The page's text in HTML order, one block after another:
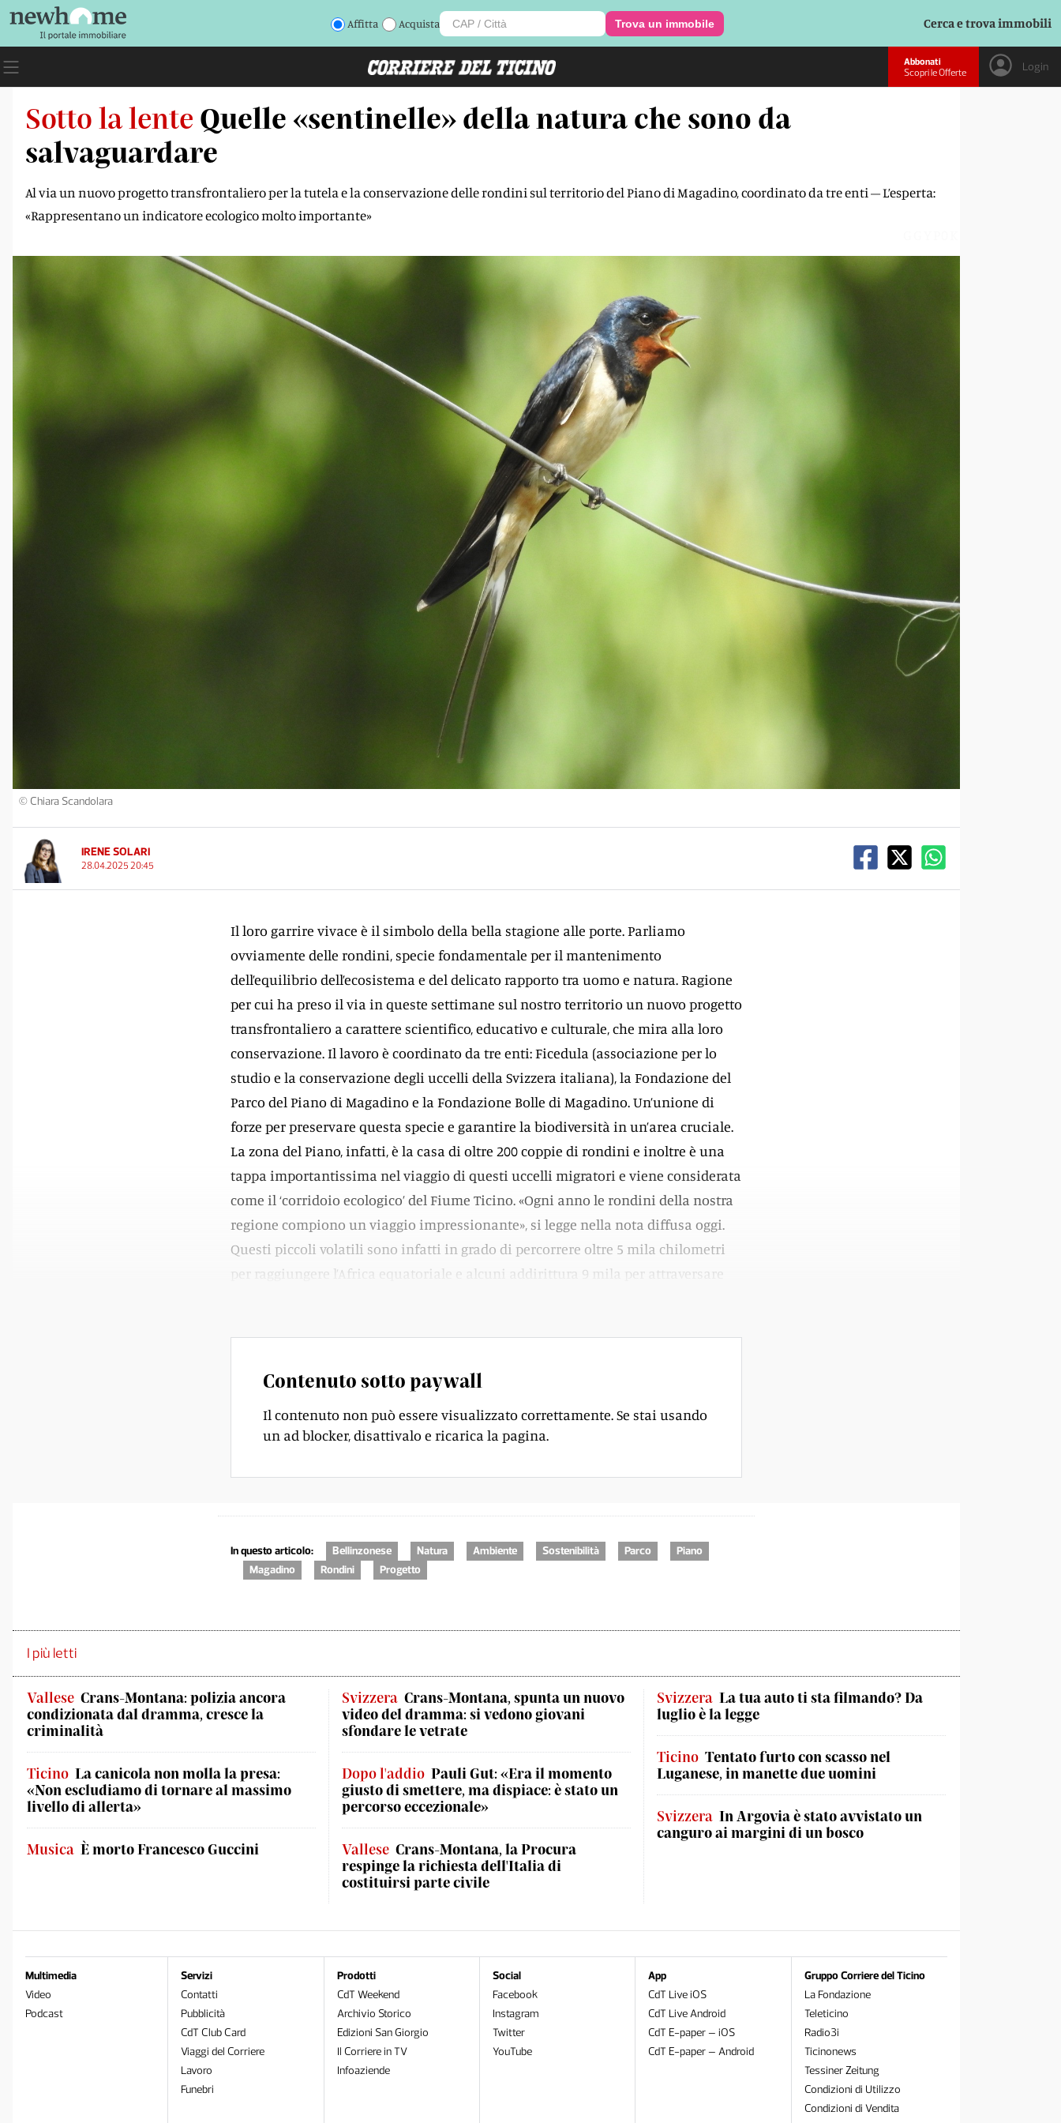
Affitta Acquista Trova un immobile Cerca e trova immobili
Abbonati
Scopri le Offerte
Login
Sotto la lente Quelle «sentinelle» della natura che sono da
salvaguardare
Al via un nuovo progetto transfrontaliero per la tutela e la conservazione delle rondini sul territorio del Piano di Magadino, coordinato da tre enti – L’esperta:
«Rappresentano un indicatore ecologico molto importante»
© Chiara Scandolara
IRENE SOLARI
28.04.2025 20:45
Il loro garrire vivace è il simbolo della bella stagione alle porte. Parliamo
ovviamente delle rondini, specie fondamentale per il mantenimento
dell’equilibrio dell’ecosistema e del delicato rapporto tra uomo e natura. Ragione
per cui ha preso il via in queste settimane sul nostro territorio un nuovo progetto
transfrontaliero a carattere scientifico, educativo e culturale, che mira alla loro
conservazione. Il lavoro è coordinato da tre enti: Ficedula (associazione per lo
studio e la conservazione degli uccelli della Svizzera italiana), la Fondazione del
Parco del Piano di Magadino e la Fondazione Bolle di Magadino. Un’unione di
forze per preservare questa specie e garantire la biodiversità in un’area cruciale.
La zona del Piano, infatti, è la casa di oltre 200 coppie di rondini e inoltre è una
tappa importantissima nel viaggio di questi uccelli migratori e viene considerata
come il ‘corridoio ecologico’ del Fiume Ticino. «Ogni anno le rondini della nostra
regione compiono un viaggio impressionante», si legge nella nota diffusa oggi.
Questi piccoli volatili sono infatti in grado di percorrere oltre 5 mila chilometri
per raggiungere l’Africa equatoriale e alcuni addirittura 9 mila per attraversare
Contenuto sotto paywall
Il contenuto non può essere visualizzato correttamente. Se stai usando
un ad blocker, disattivalo e ricarica la pagina.
In questo articolo: Bellinzonese Natura Ambiente Sostenibilità Parco
Piano
Magadino
Rondini Progetto
I più letti
Vallese Crans-Montana: polizia ancora
condizionata dal dramma, cresce la
criminalità
Ticino La canicola non molla la presa:
«Non escludiamo di tornare al massimo
livello di allerta»
Musica È morto Francesco Guccini
Svizzera Crans-Montana, spunta un nuovo
video del dramma: si vedono giovani
sfondare le vetrate
Dopo l'addio Pauli Gut: «Era il momento
giusto di smettere, ma dispiace: è stato un
percorso eccezionale»
Vallese Crans-Montana, la Procura
respinge la richiesta dell'Italia di
costituirsi parte civile
Svizzera La tua auto ti sta filmando? Da
luglio è la legge
Ticino Tentato furto con scasso nel
Luganese, in manette due uomini
Svizzera In Argovia è stato avvistato un
canguro ai margini di un bosco
Multimedia
Video
Podcast
Servizi
Contatti
Pubblicità
CdT Club Card
Viaggi del Corriere
Lavoro
Funebri
Prodotti
CdT Weekend
Archivio Storico
Edizioni San Giorgio
Il Corriere in TV
Infoaziende
Social
Facebook
Instagram
Twitter
YouTube
App
CdT Live iOS
CdT Live Android
CdT E-paper – iOS
CdT E-paper – Android
Gruppo Corriere del Ticino
La Fondazione
Teleticino
Radio3i
Ticinonews
Tessiner Zeitung
Condizioni di Utilizzo
Condizioni di Vendita